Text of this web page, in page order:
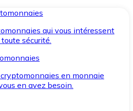
qui vous intéressent
sécurité.
en monnaie
en avez besoin.